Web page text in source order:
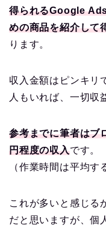
得られるGoogle
めの商品を紹介して
ります。
収入金額はピンキリ
人もいれば、一切収
参考までに筆者はブ
円程度の収入です。
（作業時間は平均す
これが多いと感じる
だと思いますが、個